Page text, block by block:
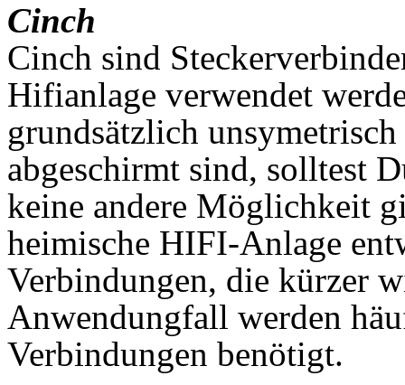
Cinch
Cinch sind
Hifianlage verwendet
grundsätzlich
abgeschirmt sind, solltest
keine andere Möglichkeit
heimische HIFI-Anlage
Verbindungen, die kürzer
Anwendungfall werden
Verbindungen benötigt.